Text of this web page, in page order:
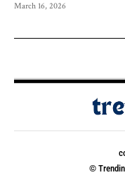
March 16, 2026
©